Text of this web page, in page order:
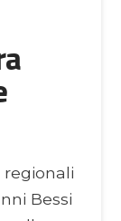
regionali
Bessi